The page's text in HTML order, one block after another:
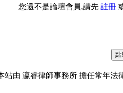
您還不是論壇會員,請先 註冊
站由 瀛睿律師事務所 擔任常年法